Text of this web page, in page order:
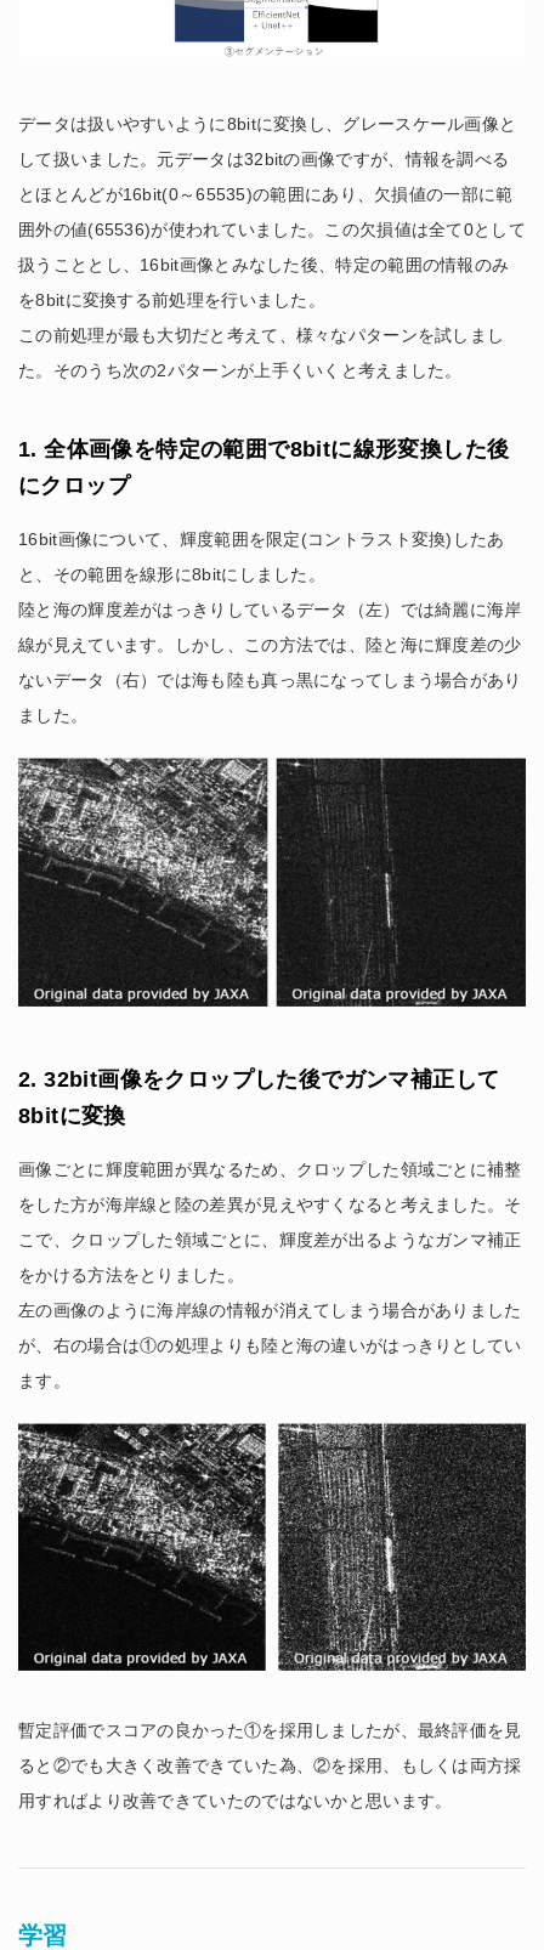
データは扱いやすいように8bitに変換し、グレースケール画像と
して扱いました。元データは32bitの画像ですが、情報を調べる
とほとんどが16bit(0～65535)の範囲にあり、欠損値の一部に範
囲外の値(65536)が使われていました。この欠損値は全て0として
扱うこととし、16bit画像とみなした後、特定の範囲の情報のみ
を8bitに変換する前処理を行いました。
この前処理が最も大切だと考えて、様々なパターンを試しまし
た。そのうち次の2パターンが上手くいくと考えました。
1. 全体画像を特定の範囲で8bitに線形変換した後
にクロップ
16bit画像について、輝度範囲を限定(コントラスト変換)したあ
と、その範囲を線形に8bitにしました。
陸と海の輝度差がはっきりしているデータ（左）では綺麗に海岸
線が見えています。しかし、この方法では、陸と海に輝度差の少
ないデータ（右）では海も陸も真っ黒になってしまう場合があり
ました。
2. 32bit画像をクロップした後でガンマ補正して
8bitに変換
画像ごとに輝度範囲が異なるため、クロップした領域ごとに補整
をした方が海岸線と陸の差異が見えやすくなると考えました。そ
こで、クロップした領域ごとに、輝度差が出るようなガンマ補正
をかける方法をとりました。
左の画像のように海岸線の情報が消えてしまう場合がありました
が、右の場合は①の処理よりも陸と海の違いがはっきりとしてい
ます。
暫定評価でスコアの良かった①を採用しましたが、最終評価を見
ると②でも大きく改善できていた為、②を採用、もしくは両方採
用すればより改善できていたのではないかと思います。
学習